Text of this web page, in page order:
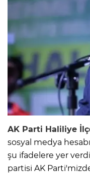
AK Parti Haliliye
sosyal medya
şu ifadelere yer
partisi AK